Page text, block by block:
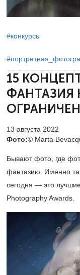
#конкурсы
15
ФАНТАЗИЯ
13 августа 2022
Фото:© Marta
Бывают фото, где
фантазию. Именно
сегодня — это
Photography Awards.